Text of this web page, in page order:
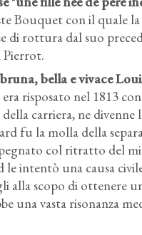
con il quale la
di rottura dal suo
Pierrot.
bella e vivace
era risposato nel 1813
carriera, ne
fu la molla della
col ritratto del
intentò una causa
scopo di ottenere
una vasta risonanza